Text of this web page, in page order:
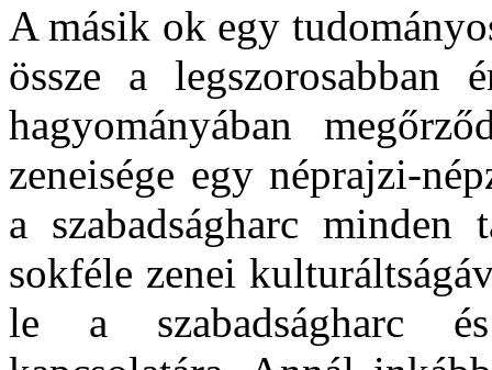
A másik ok egy
össze a legszorosabban
hagyományában
zeneisége egy néprajzi-
a szabadságharc minden
sokféle zenei
le a szabadságharc